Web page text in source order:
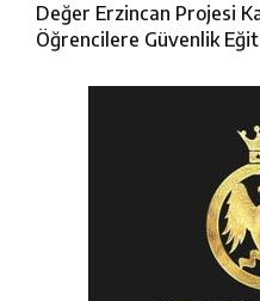
Değer Erzincan Projesi
Öğrencilere Güvenlik